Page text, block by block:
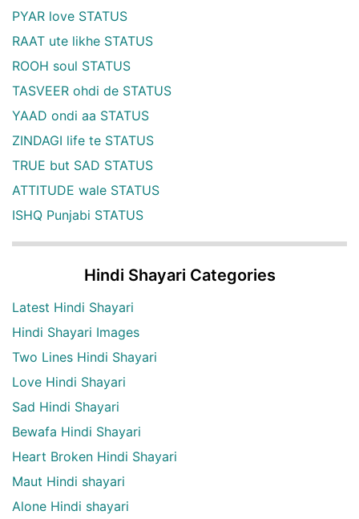
PYAR love STATUS
RAAT ute likhe STATUS
ROOH soul STATUS
TASVEER ohdi de STATUS
YAAD ondi aa STATUS
ZINDAGI life te STATUS
TRUE but SAD STATUS
ATTITUDE wale STATUS
ISHQ Punjabi STATUS
Hindi Shayari Categories
Latest Hindi Shayari
Hindi Shayari Images
Two Lines Hindi Shayari
Love Hindi Shayari
Sad Hindi Shayari
Bewafa Hindi Shayari
Heart Broken Hindi Shayari
Maut Hindi shayari
Alone Hindi shayari